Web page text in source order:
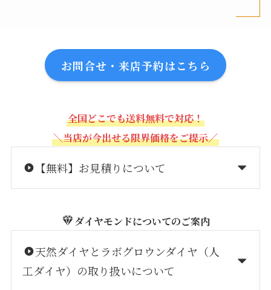
お問合せ・来店予約はこちら
全国どこでも送料無料で対応！
＼当店が今出せる限界価格をご提示／
【無料】お見積りについて
ダイヤモンドについてのご案内
天然ダイヤとラボグロウンダイヤ（人
工ダイヤ）の取り扱いについて